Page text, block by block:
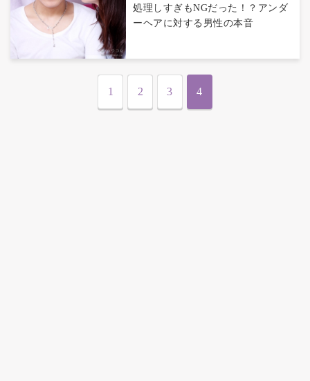
処理しすぎもNGだった！？アンダ
ーヘアに対する男性の本音
1 2 3 4